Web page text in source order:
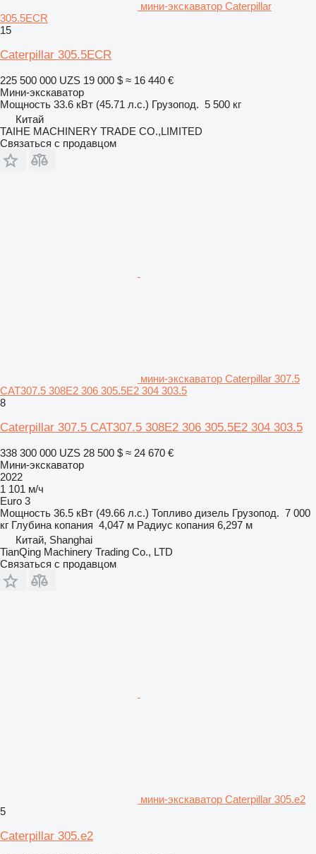
мини-экскаватор Caterpillar
305.5ECR
15
Caterpillar 305.5ECR
225 500 000 UZS 19 000 $ ≈ 16 440 €
Мини-экскаватор
Мощность 33.6 кВт (45.71 л.с.) Грузопод. 5 500 кг
Китай
TAIHE MACHINERY TRADE CO.,LIMITED
Связаться с продавцом
мини-экскаватор Caterpillar 307.5
CAT307.5 308E2 306 305.5E2 304 303.5
8
Caterpillar 307.5 CAT307.5 308E2 306 305.5E2 304 303.5
338 300 000 UZS 28 500 $ ≈ 24 670 €
Мини-экскаватор
2022
1 101 м/ч
Euro 3
Мощность 36.5 кВт (49.66 л.с.) Топливо дизель Грузопод. 7 000
кг Глубина копания 4,047 м Радиус копания 6,297 м
Китай, Shanghai
TianQing Machinery Trading Co., LTD
Связаться с продавцом
мини-экскаватор Caterpillar 305.e2
5
Caterpillar 305.e2